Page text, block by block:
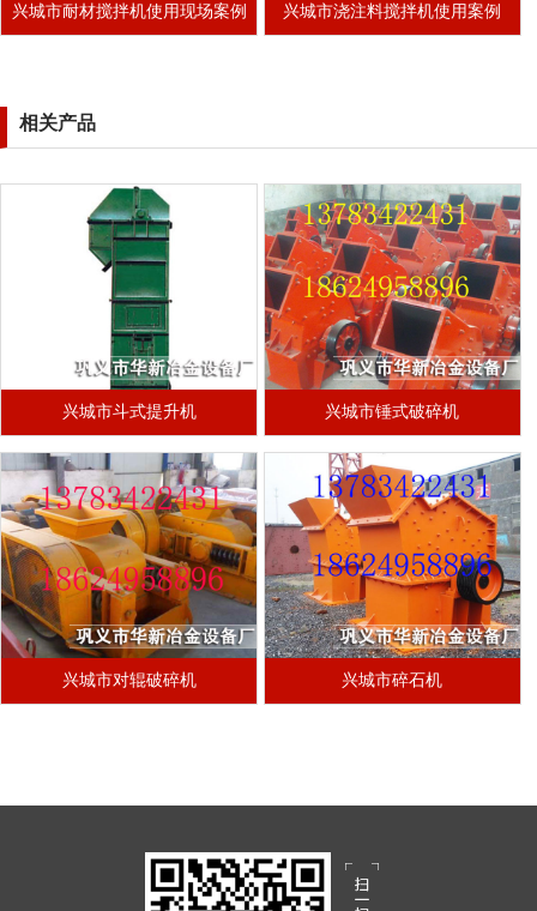
兴城市耐材搅拌机使用现场案例 兴城市浇注料搅拌机使用案例
相关产品
兴城市斗式提升机 兴城市锤式破碎机
兴城市对辊破碎机 兴城市碎石机